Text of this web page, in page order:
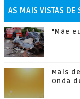
AS MAIS VISTAS DE
"Mãe
Mais
Onda